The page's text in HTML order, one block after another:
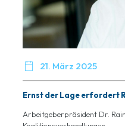
 21. März 2025
Ernst der Lage erfordert
Arbeitgeberpräsident Dr.